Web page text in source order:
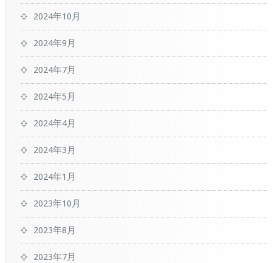
2024年10月
2024年9月
2024年7月
2024年5月
2024年4月
2024年3月
2024年1月
2023年10月
2023年8月
2023年7月